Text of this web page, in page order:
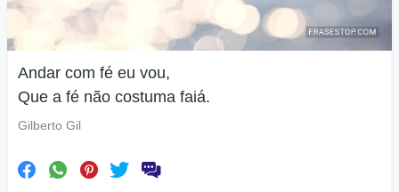
Andar com fé eu vou,
Que a fé não costuma faiá.
Gilberto Gil